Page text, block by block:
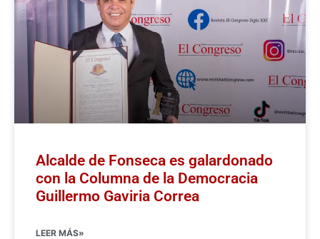
Alcalde de Fonseca es galardonado
con la Columna de la Democracia
Guillermo Gaviria Correa
LEER MÁS»